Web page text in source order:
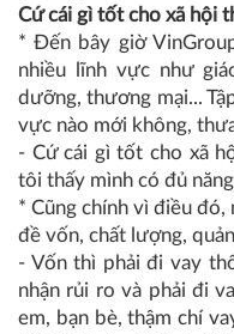
Cứ cái gì tốt cho xã hội
* Đến bây giờ
nhiều lĩnh vực như
dưỡng, thương mại...
vực nào mới không,
- Cứ cái gì tốt cho xã
tôi thấy mình có đủ
* Cũng chính vì điều
đề vốn, chất lượng,
- Vốn thì phải đi vay
nhận rủi ro và phải đi
em, bạn bè, thậm chí